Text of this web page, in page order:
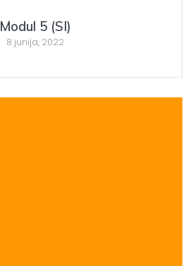
Modul 5 (SI)
8 junija, 2022